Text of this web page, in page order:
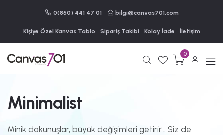
0(850) 441 47 01 bilgi@canvas701.com
Kişiye Özel Kanvas Tablo Sipariş Takibi Kolay İade İletişim
0
Minimalist
Minik dokunuşlar, büyük değişimleri getirir… Siz de